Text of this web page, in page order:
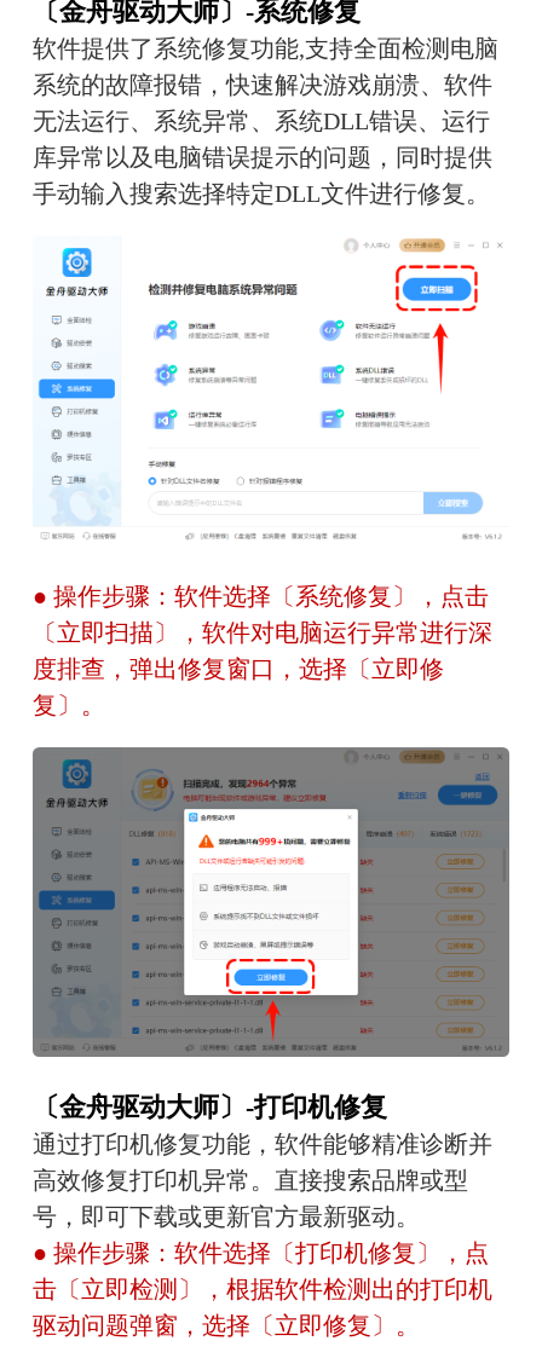
〔金舟驱动大师〕-系统修复
软件提供了系统修复功能,支持全面检测电脑
系统的故障报错，快速解决游戏崩溃、软件
无法运行、系统异常、系统DLL错误、运行
库异常以及电脑错误提示的问题，同时提供
手动输入搜索选择特定DLL文件进行修复。
● 操作步骤：软件选择〔系统修复〕，点击
〔立即扫描〕，软件对电脑运行异常进行深
度排查，弹出修复窗口，选择〔立即修
复〕。
〔金舟驱动大师〕-打印机修复
通过打印机修复功能，软件能够精准诊断并
高效修复打印机异常。直接搜索品牌或型
号，即可下载或更新官方最新驱动。
● 操作步骤：软件选择〔打印机修复〕，点
击〔立即检测〕，根据软件检测出的打印机
驱动问题弹窗，选择〔立即修复〕。